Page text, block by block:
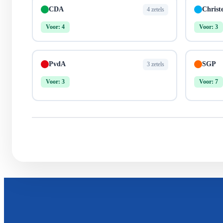
CDA 4 zetels
Voor: 4 Voor: 3
PvdA 3 zetels
Voor: 3
SGP
Voor: 7